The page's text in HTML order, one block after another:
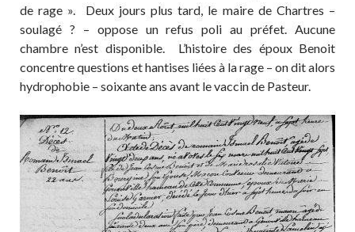
de rage ». Deux jours plus tard, le maire de Chartres –
soulagé ? – oppose un refus poli au préfet. Aucune
chambre n’est disponible. L’histoire des époux Benoit
concentre questions et hantises liées à la rage – on dit alors
hydrophobie – soixante ans avant le vaccin de Pasteur.